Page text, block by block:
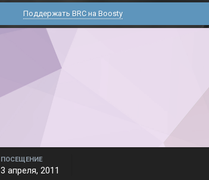
Поддержать BRC на Boosty
ПОСЕЩЕНИЕ
3 апреля, 2011